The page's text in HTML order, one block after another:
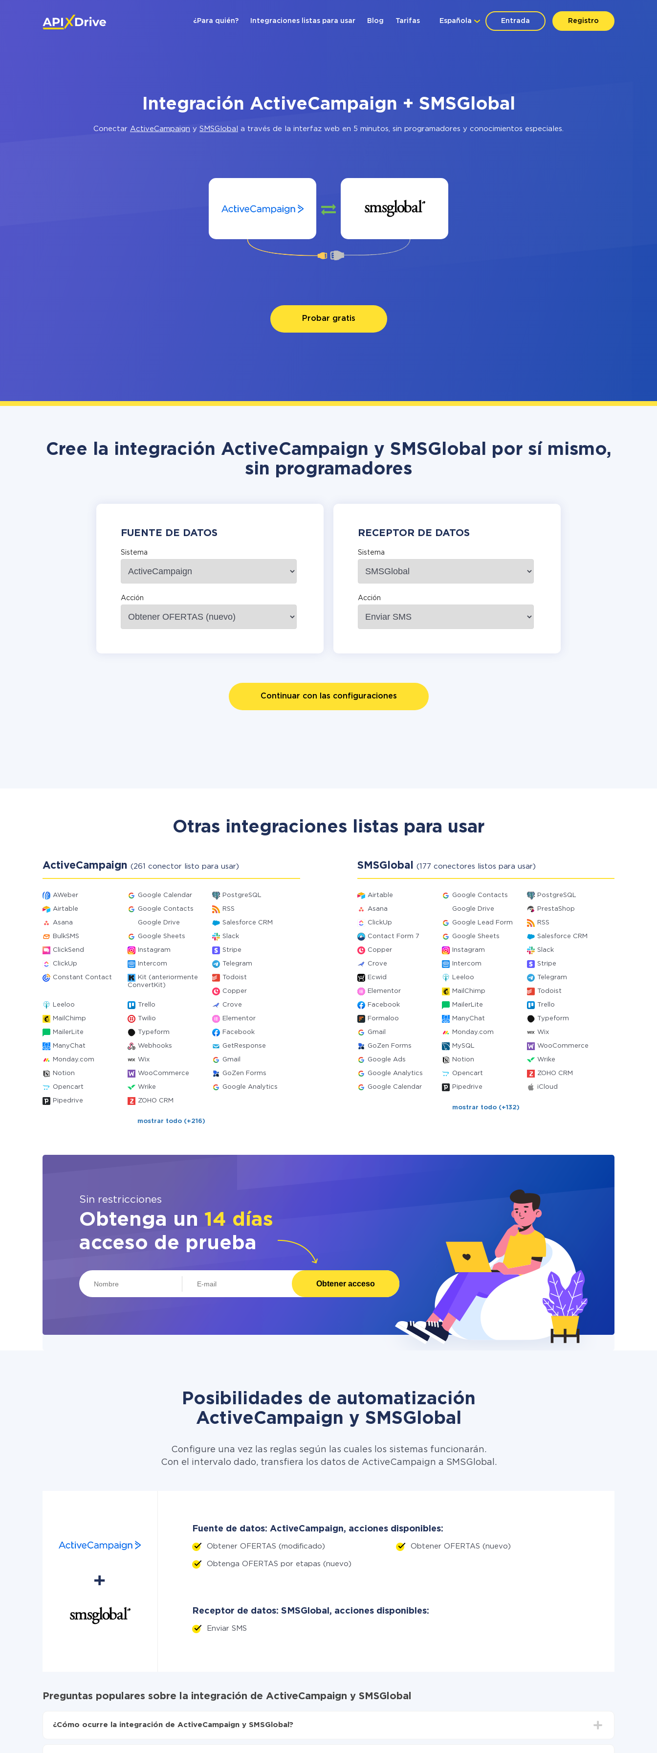
Entrada Registro
Española
¿Para quién? Integraciones listas para usar Blog Tarifas
Integración ActiveCampaign + SMSGlobal
Conectar ActiveCampaign y SMSGlobal a través de la interfaz web en 5 minutos, sin programadores y conocimientos especiales.
Probar gratis
Cree la integración ActiveCampaign y SMSGlobal por sí mismo,
sin programadores
FUENTE DE DATOS
Sistema
Acción
RECEPTOR DE DATOS
Sistema
Acción
Continuar con las configuraciones
Otras integraciones listas para usar
ActiveCampaign (261 conector listo para usar)
AWeber Google Calendar PostgreSQL
Airtable Google Contacts RSS
Asana Google Drive Salesforce CRM
BulkSMS Google Sheets Slack
ClickSend Instagram Stripe
ClickUp Intercom Telegram
Constant Contact
Kit (anteriormente
ConvertKit)
Todoist
Copper
Leeloo Trello Crove
MailChimp Twilio Elementor
MailerLite Typeform Facebook
ManyChat Webhooks GetResponse
Monday.com Wix Gmail
Notion WooCommerce GoZen Forms
Opencart Wrike Google Analytics
Pipedrive ZOHO CRM
mostrar todo (+216)
SMSGlobal (177 conectores listos para usar)
Airtable Google Contacts PostgreSQL
Asana Google Drive PrestaShop
ClickUp Google Lead Form RSS
Contact Form 7 Google Sheets Salesforce CRM
Copper Instagram Slack
Crove Intercom Stripe
Ecwid Leeloo Telegram
Elementor MailChimp Todoist
Facebook MailerLite Trello
Formaloo ManyChat Typeform
Gmail Monday.com Wix
GoZen Forms MySQL WooCommerce
Google Ads Notion Wrike
Google Analytics Opencart ZOHO CRM
Google Calendar Pipedrive iCloud
mostrar todo (+132)
Sin restricciones
Obtenga un 14 días
acceso de prueba
Obtener acceso
Posibilidades de automatización
ActiveCampaign y SMSGlobal
Configure una vez las reglas según las cuales los sistemas funcionarán.
Con el intervalo dado, transfiera los datos de ActiveCampaign a SMSGlobal.
Fuente de datos: ActiveCampaign, acciones disponibles:
Obtener OFERTAS (modificado) Obtener OFERTAS (nuevo)
Obtenga OFERTAS por etapas (nuevo)
Receptor de datos: SMSGlobal, acciones disponibles:
Enviar SMS
Preguntas populares sobre la integración de ActiveCampaign y SMSGlobal
¿Cómo ocurre la integración de ActiveCampaign y SMSGlobal?